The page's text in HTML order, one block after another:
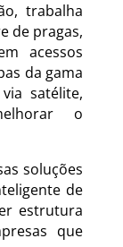
trabalha
de pragas,
acessos
da gama
satélite,
o
soluções
de
estrutura
que